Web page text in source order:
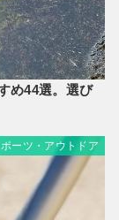
め44選。選び
ーツ・アウトドア